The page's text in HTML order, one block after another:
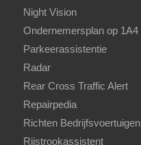
Night Vision
Ondernemersplan op 1A4
Parkeerassistentie
Radar
Rear Cross Traffic Alert
Repairpedia
Richten Bedrijfsvoertuigen
Rijstrookassistent